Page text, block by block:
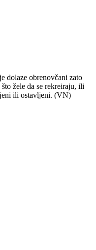
dolaze obrenovčani zato
žele da se rekreiraju, ili
ili ostavljeni. (VN)